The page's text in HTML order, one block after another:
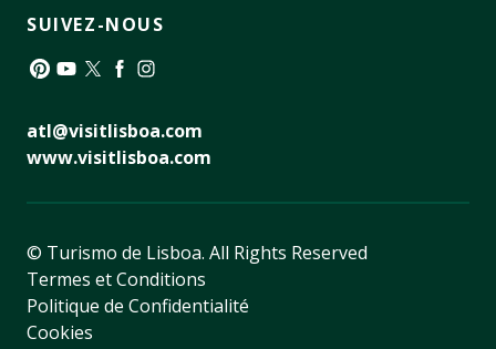
SUIVEZ-NOUS
atl@visitlisboa.com
www.visitlisboa.com
© Turismo de Lisboa. All Rights Reserved
Termes et Conditions
Politique de Confidentialité
Cookies